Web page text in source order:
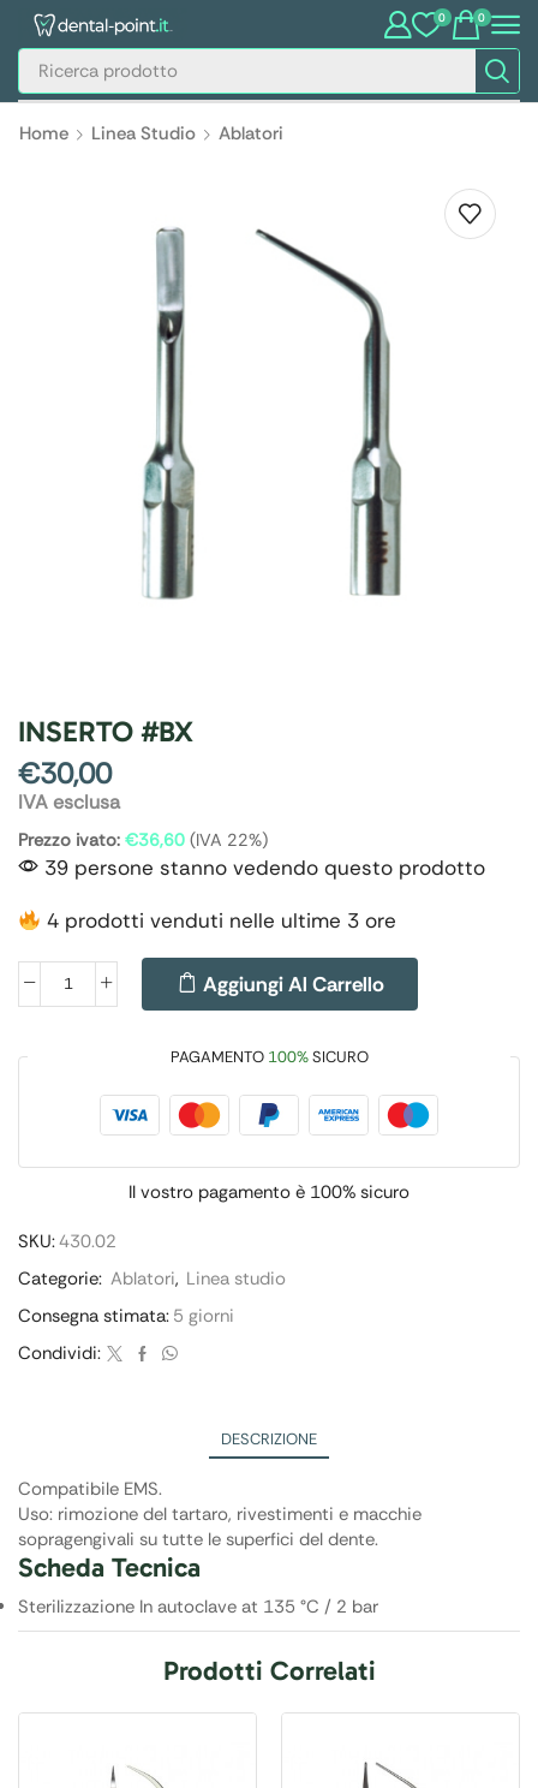
0 0
Home Linea Studio Ablatori
INSERTO #BX
€30,00
IVA esclusa
Prezzo ivato: €36,60 (IVA 22%)
39 persone stanno vedendo questo prodotto
4 prodotti venduti nelle ultime 3 ore
Aggiungi Al Carrello
PAGAMENTO 100%SICURO
Il vostro pagamento è 100% sicuro
SKU:430.02
Categorie: Ablatori, Linea studio
Consegna stimata: 5 giorni
Condividi:
DESCRIZIONE
Compatibile EMS.
Uso: rimozione del tartaro, rivestimenti e macchie
sopragengivali su tutte le superfici del dente.
Scheda Tecnica
Sterilizzazione In autoclave at 135 °C / 2 bar
Prodotti Correlati